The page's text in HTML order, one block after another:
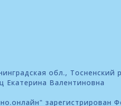
обл., Тосненский
Екатерина Валентиновна
зарегистрирован